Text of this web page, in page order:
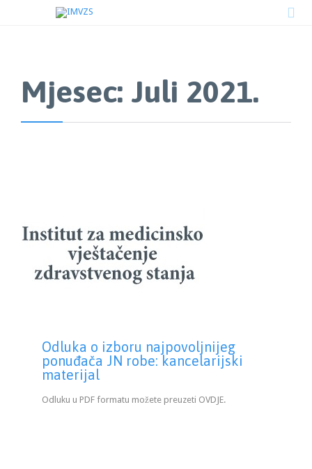

Mjesec: Juli 2021.
Odluka o izboru najpovoljnijeg
ponuđača JN robe: kancelarijski
materijal
Odluku u PDF formatu možete preuzeti OVDJE.